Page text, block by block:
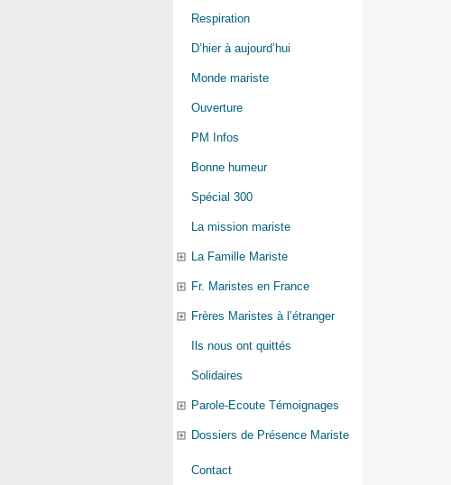
Respiration
D’hier à aujourd’hui
Monde mariste
Ouverture
PM Infos
Bonne humeur
Spécial 300
La mission mariste
La Famille Mariste
Fr. Maristes en France
Frères Maristes à l’étranger
Ils nous ont quittés
Solidaires
Parole-Ecoute Témoignages
Dossiers de Présence Mariste
Contact